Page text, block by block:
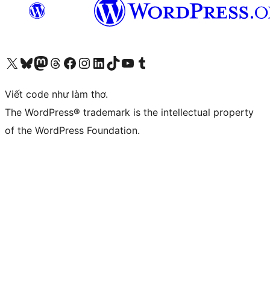
Truy cập tài khoản X (trước đây là Twitter) của chúng tôiVisit our Bluesky account
Visit our Mastodon account
Visit our Threads account
Xem trang Facebook của chúng tôiTruy cập tài khoản Instagram của chúng tôiTruy cập tài khoản LinkedIn của chúng tôiVisit our TikTok account
Truy cập kênh YouTube của chúng tôi Visit our Tumblr account
Viết code như làm thơ.
The WordPress® trademark is the intellectual property
of the WordPress Foundation.